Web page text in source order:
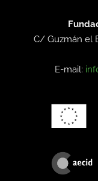
C/ Guzmán el
E-mail: